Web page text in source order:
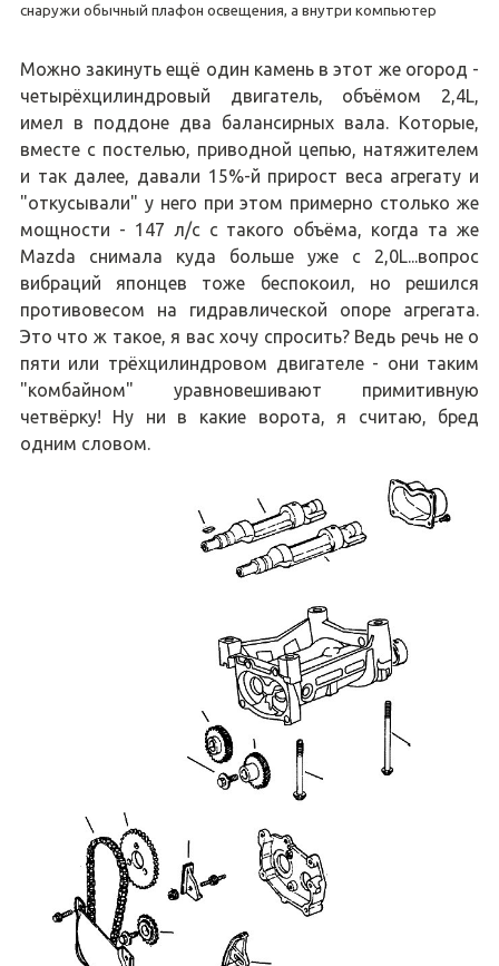
снаружи обычный плафон освещения, а внутри компьютер
Можно закинуть ещё один камень в этот же огород -
четырёхцилиндровый двигатель, объёмом 2,4L,
имел в поддоне два балансирных вала. Которые,
вместе с постелью, приводной цепью, натяжителем
и так далее, давали 15%-й прирост веса агрегату и
"откусывали" у него при этом примерно столько же
мощности - 147 л/с с такого объёма, когда та же
Mazda снимала куда больше уже с 2,0L...вопрос
вибраций японцев тоже беспокоил, но решился
противовесом на гидравлической опоре агрегата.
Это что ж такое, я вас хочу спросить? Ведь речь не о
пяти или трёхцилиндровом двигателе - они таким
"комбайном" уравновешивают примитивную
четвёрку! Ну ни в какие ворота, я считаю, бред
одним словом.